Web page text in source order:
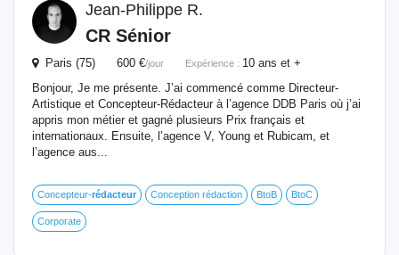
Jean-Philippe R.
CR Sénior
Paris (75) 600 €/jour Expérience : 10 ans et +
Bonjour, Je me présente. J’ai commencé comme Directeur-
Artistique et Concepteur-Rédacteur à l’agence DDB Paris où j’ai
appris mon métier et gagné plusieurs Prix français et
internationaux. Ensuite, l’agence V, Young et Rubicam, et
l’agence aus...
Concepteur-rédacteur Conception rédaction BtoB BtoC
Corporate